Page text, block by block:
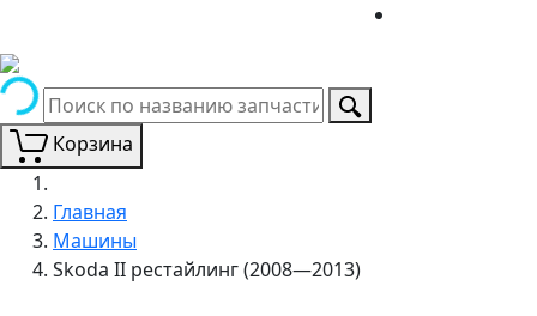
Корзина
Главная
Машины
Skoda II рестайлинг (2008—2013)